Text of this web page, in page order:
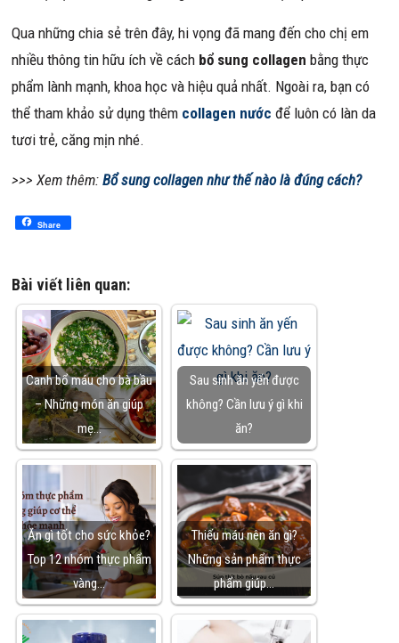
Qua những chia sẻ trên đây, hi vọng đã mang đến cho chị em
nhiều thông tin hữu ích về cách bổ sung collagen bằng thực
phẩm lành mạnh, khoa học và hiệu quả nhất. Ngoài ra, bạn có
thể tham khảo sử dụng thêm collagen nước để luôn có làn da
tươi trẻ, căng mịn nhé.
>>> Xem thêm:Bổ sung collagen như thế nào là đúng cách?
Share
Bài viết liên quan:
Canh bổ máu cho bà bầu
– Những món ăn giúp
mẹ…
Sau sinh ăn yến được
không? Cần lưu ý gì khi
ăn?
Ăn gì tốt cho sức khỏe?
Top 12 nhóm thực phẩm
vàng…
Thiếu máu nên ăn gì?
Những sản phẩm thực
phẩm giúp…